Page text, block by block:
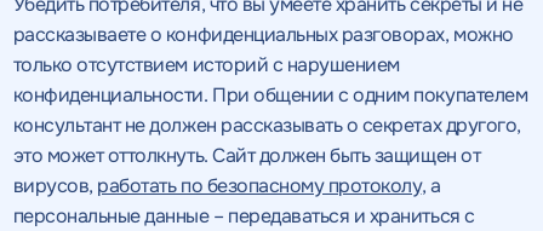
рассказываете о конфиденциальных разговорах, можно
только отсутствием историй с нарушением
конфиденциальности. При общении с одним покупателем
консультант не должен рассказывать о секретах другого,
это может оттолкнуть. Сайт должен быть защищен от
вирусов, работать по безопасному протоколу, а
персональные данные – передаваться и храниться с